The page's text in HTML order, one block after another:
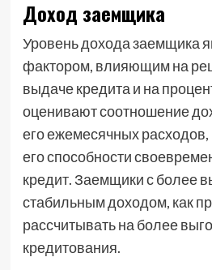
Доход заемщика
Уровень дохода заемщика
фактором, влияющим на
выдаче кредита и на
оценивают соотношение
его ежемесячных расходов,
его способности
кредит. Заемщики с более
стабильным доходом, как
рассчитывать на более
кредитования.